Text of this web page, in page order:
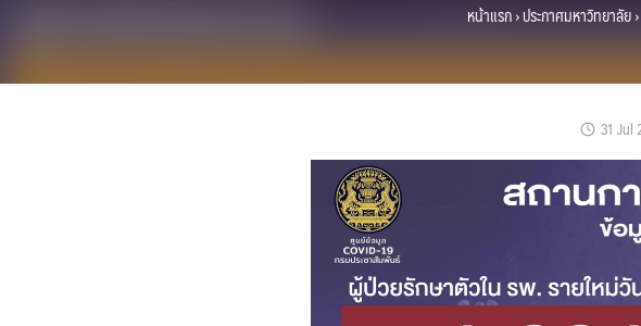
หน้าแรก›ประกาศมหาวิทยาลัย›
31 Jul